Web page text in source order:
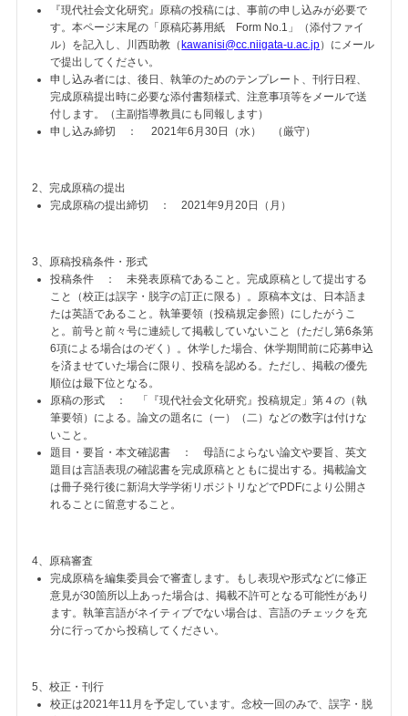
『現代社会文化研究』原稿の投稿には、事前の申し込みが必要で
す。本ページ末尾の「原稿応募用紙 Form No.1」（添付ファイ
ル）を記入し、川西助教（ kawanisi@cc.niigata-u.ac.jp）にメール
で提出してください。
申し込み者には、後日、執筆のためのテンプレート、刊行日程、
完成原稿提出時に必要な添付書類様式、注意事項等をメールで送
付します。（主副指導教員にも同報します）
申し込み締切 ： 2021年6月30日（水） （厳守）
2、完成原稿の提出
完成原稿の提出締切 ： 2021年9月20日（月）
3、原稿投稿条件・形式
投稿条件 ： 未発表原稿であること。完成原稿として提出する
こと（校正は誤字・脱字の訂正に限る）。原稿本文は、日本語ま
たは英語であること。執筆要領（投稿規定参照）にしたがうこ
と。前号と前々号に連続して掲載していないこと（ただし第6条第
6項による場合はのぞく）。休学した場合、休学期間前に応募申込
を済ませていた場合に限り、投稿を認める。ただし、掲載の優先
順位は最下位となる。
原稿の形式 ： 「『現代社会文化研究』投稿規定」第４の（執
筆要領）による。論文の題名に（一）（二）などの数字は付けな
いこと。
題目・要旨・本文確認書 ： 母語によらない論文や要旨、英文
題目は言語表現の確認書を完成原稿とともに提出する。掲載論文
は冊子発行後に新潟大学学術リポジトリなどでPDFにより公開さ
れることに留意すること。
4、原稿審査
完成原稿を編集委員会で審査します。もし表現や形式などに修正
意見が30箇所以上あった場合は、掲載不許可となる可能性があり
ます。執筆言語がネイティブでない場合は、言語のチェックを充
分に行ってから投稿してください。
5、校正・刊行
校正は2021年11月を予定しています。念校一回のみで、誤字・脱